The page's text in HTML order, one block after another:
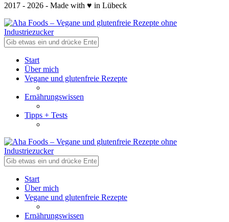
2017 - 2026 - Made with ♥ in Lübeck
Start
Über mich
Vegane und glutenfreie Rezepte
Ernährungswissen
Tipps + Tests
Start
Über mich
Vegane und glutenfreie Rezepte
Ernährungswissen